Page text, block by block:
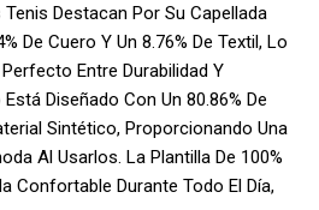
Destacan Por Su Capellada
De Cuero Y Un 8.76% De Textil, Lo
Entre Durabilidad Y
Diseñado Con Un 80.86% De
Sintético, Proporcionando Una
Al Usarlos. La Plantilla De 100%
Confortable Durante Todo El Día,